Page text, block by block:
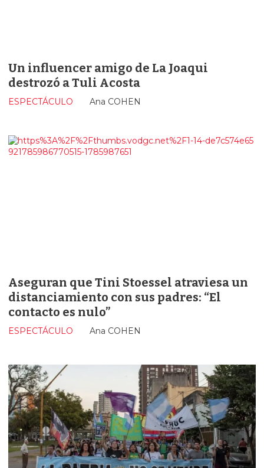
Un influencer amigo de La Joaqui
destrozó a Tuli Acosta
Ana COHEN
ESPECTÁCULO
Aseguran que Tini Stoessel atraviesa un
distanciamiento con sus padres: “El
contacto es nulo”
Ana COHEN
ESPECTÁCULO